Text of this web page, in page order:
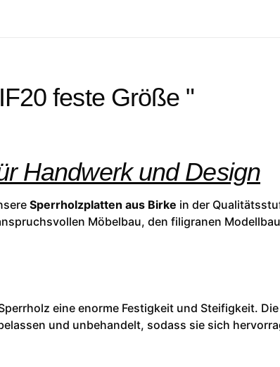
feste Größe "
Handwerk und Design
Sperrholzplatten aus Birke in der
Möbelbau, den filigranen
eine enorme Festigkeit und Steifigkeit. Die
und unbehandelt, sodass sie sich